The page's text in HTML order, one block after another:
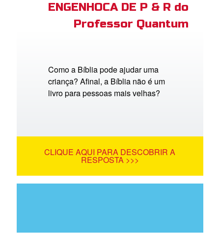
ENGENHOCA DE P & R do
Professor Quantum
Como a Bíblia pode ajudar uma
criança? Afinal, a Bíblia não é um
livro para pessoas mais velhas?
CLIQUE AQUI PARA DESCOBRIR A
RESPOSTA >>>